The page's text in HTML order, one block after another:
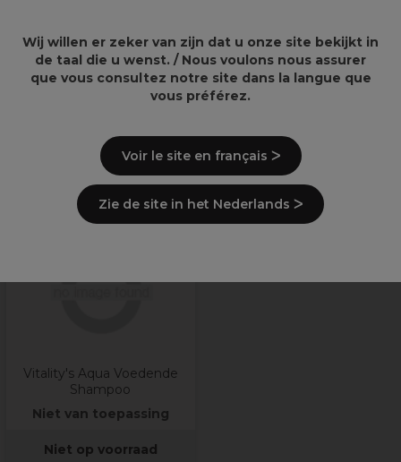
Levering en voorraad
Recent bekeken producten
Vitality's Aqua Voedende
Shampoo
Niet van toepassing
Niet op voorraad
Wij willen er zeker van zijn dat u onze site bekijkt in
de taal die u wenst. / Nous voulons nous assurer
que vous consultez notre site dans la langue que
vous préférez.
Voir le site en français ᐳ
Zie de site in het Nederlands ᐳ